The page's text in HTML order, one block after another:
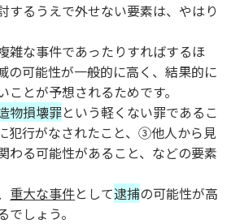
するうえで外せない要素は、やはり
雑な事件であったりすればするほ
の可能性が一般的に高く、結果的に
ことが予想されるためです。
物損壊罪という軽くない罪であるこ
犯行がなされたこと、③他人から見
わる可能性があること、などの要素
重大な事件として逮捕の可能性が高
でしょう。